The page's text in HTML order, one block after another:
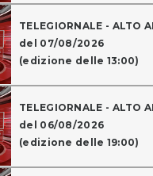
TELEGIORNALE - ALTO
del 07/08/2026
(edizione delle 13:00)
TELEGIORNALE - ALTO
del 06/08/2026
(edizione delle 19:00)